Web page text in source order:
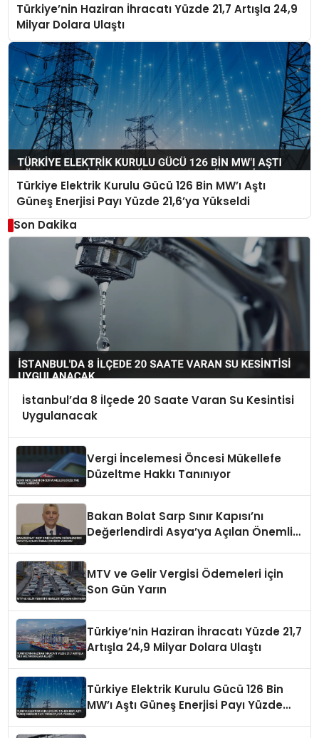
Türkiye’nin Haziran İhracatı Yüzde 21,7 Artışla 24,9
Milyar Dolara Ulaştı
Türkiye Elektrik Kurulu Gücü 126 Bin MW’ı Aştı
Güneş Enerjisi Payı Yüzde 21,6’ya Yükseldi
Son Dakika
İstanbul’da 8 İlçede 20 Saate Varan Su Kesintisi
Uygulanacak
Vergi İncelemesi Öncesi Mükellefe
Düzeltme Hakkı Tanınıyor
Bakan Bolat Sarp Sınır Kapısı’nı
Değerlendirdi Asya’ya Açılan Önemli
MTV ve Gelir Vergisi Ödemeleri İçin
Son Gün Yarın
Türkiye’nin Haziran İhracatı Yüzde 21,7
Artışla 24,9 Milyar Dolara Ulaştı
Türkiye Elektrik Kurulu Gücü 126 Bin
MW’ı Aştı Güneş Enerjisi Payı Yüzde